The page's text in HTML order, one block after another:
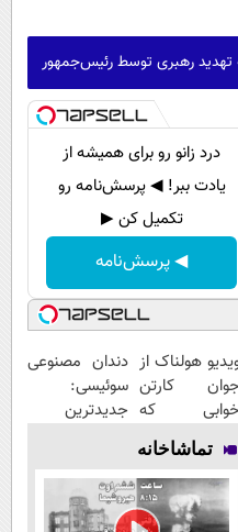
رهبری توسط رئیس‌جمهور
درد زانو رو برای همیشه از
یادت ببر! ◀ پرسش‌نامه رو
تکمیل کن ▶
◀ پرسش‌نامه
هولناک از
جوان کارتن
خوابی که
میلیاردر شد.
آموزش رایگان
دندان مصنوعی
سوئیسی:
جدیدترین
پرداخت قسطی
تماشاخانه